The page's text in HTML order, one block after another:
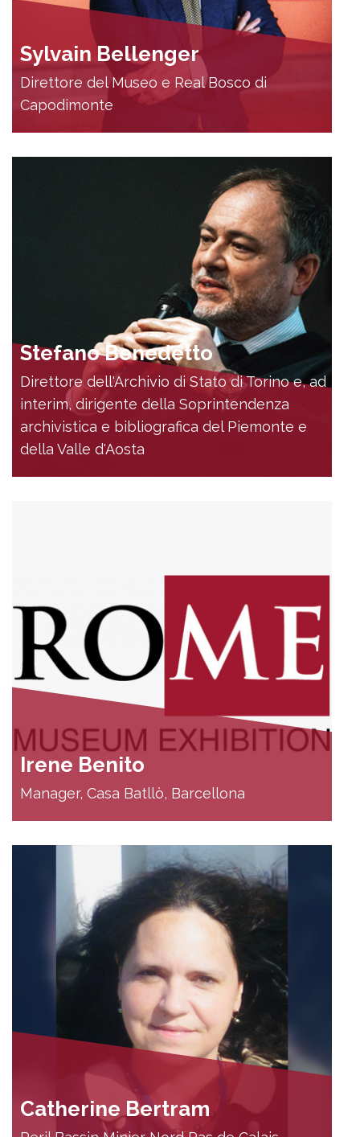
Sylvain Bellenger
Direttore del Museo e Real Bosco di
Capodimonte
Stefano Benedetto
Direttore dell'Archivio di Stato di Torino e, ad
interim, dirigente della Soprintendenza
archivistica e bibliografica del Piemonte e
della Valle d'Aosta
Irene Benito
Manager, Casa Batllò, Barcellona
Catherine Bertram